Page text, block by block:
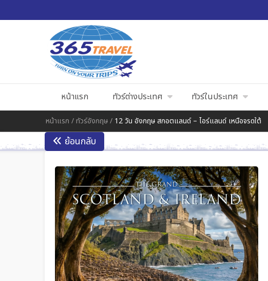
หน้าแรก ทัวร์ต่างประเทศ ทัวร์ในประเทศ
หน้าแรก /ทัวร์อังกฤษ/ 12 วัน อังกฤษ สกอตแลนด์ – ไอร์แลนด์ เหนือจรดใต้
ย้อนกลับ